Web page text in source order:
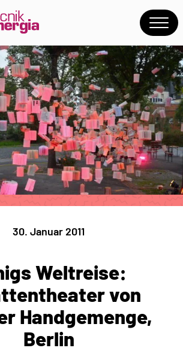
30. Januar 2011
Weltreise:
von
Handgemenge,
Berlin